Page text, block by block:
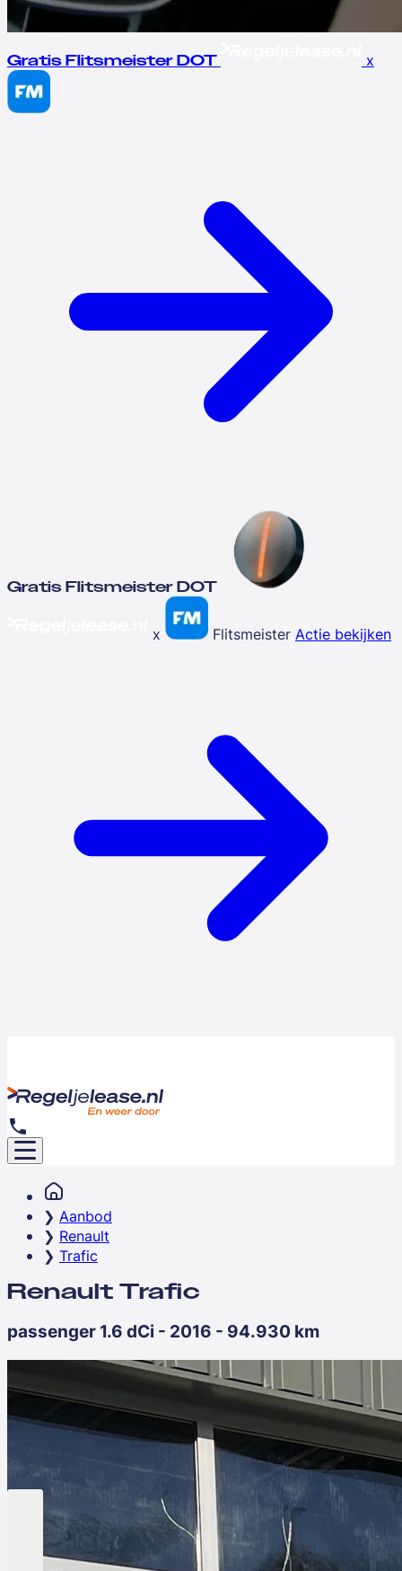
Gratis Flitsmeister DOT x
Gratis Flitsmeister DOT
x Flitsmeister Actie bekijken
Aanbod
Renault
Trafic
Renault Trafic
passenger 1.6 dCi - 2016 - 94.930 km